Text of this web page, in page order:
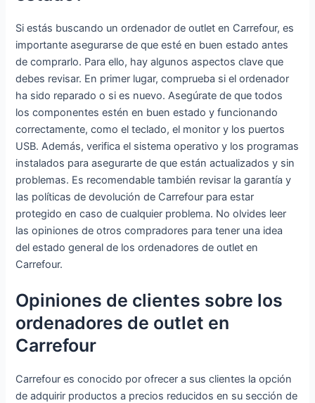
Portatil USB
Bluetooth
4.2 HDMI
WiFi Doble
Banda
Laptop
Convertible
180° PC
Portatil
Celeron
N5095 15.6
Inch
Desbloqueo
de Huellas
Dactilares
Teclado
Retroilumin
ado
WiFi+BT
Laptop
Si estás buscando un ordenador de outlet en Carrefour, es
importante asegurarse de que esté en buen estado antes
de comprarlo. Para ello, hay algunos aspectos clave que
debes revisar. En primer lugar, comprueba si el ordenador
ha sido reparado o si es nuevo. Asegúrate de que todos
los componentes estén en buen estado y funcionando
correctamente, como el teclado, el monitor y los puertos
USB. Además, verifica el sistema operativo y los programas
instalados para asegurarte de que están actualizados y sin
problemas. Es recomendable también revisar la garantía y
las políticas de devolución de Carrefour para estar
protegido en caso de cualquier problema. No olvides leer
las opiniones de otros compradores para tener una idea
del estado general de los ordenadores de outlet en
Carrefour.
Opiniones de clientes sobre los
ordenadores de outlet en
Carrefour
Carrefour es conocido por ofrecer a sus clientes la opción
de adquirir productos a precios reducidos en su sección de